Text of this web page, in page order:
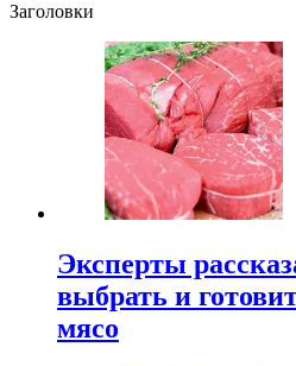
Заголовки
Эксперты
выбрать и
мясо